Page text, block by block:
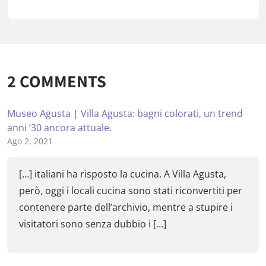
2 COMMENTS
Museo Agusta | Villa Agusta: bagni colorati, un trend
anni ’30 ancora attuale.
Ago 2, 2021
[…] italiani ha risposto la cucina. A Villa Agusta,
però, oggi i locali cucina sono stati riconvertiti per
contenere parte dell’archivio, mentre a stupire i
visitatori sono senza dubbio i […]